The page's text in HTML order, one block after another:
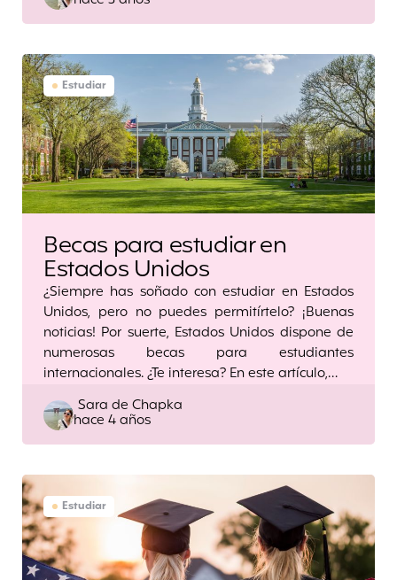
Estudiar
Becas para estudiar en
Estados Unidos
¿Siempre has soñado con estudiar en Estados
Unidos, pero no puedes permitírtelo? ¡Buenas
noticias! Por suerte, Estados Unidos dispone de
numerosas becas para estudiantes
internacionales. ¿Te interesa? En este artículo,…
Posted
by
Sara de Chapka
hace 4 años
Estudiar